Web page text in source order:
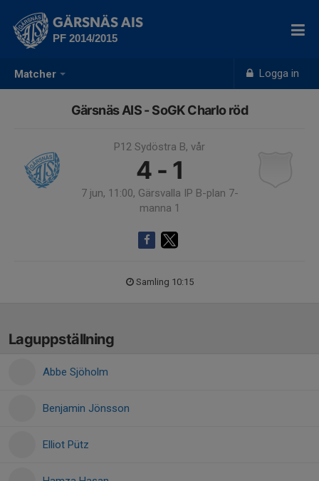
Matcher Logga in
GÄRSNÄS AIS
PF 2014/2015
Gärsnäs AIS - SoGK Charlo röd
P12 Sydöstra B, vår
4 - 1
7 jun, 11:00, Gärsvalla IP B-plan 7-
manna 1
Samling 10:15
Laguppställning
Abbe Sjöholm
Benjamin Jönsson
Elliot Pütz